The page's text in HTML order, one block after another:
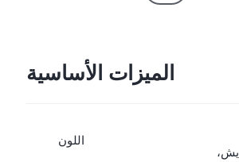
الميزات الأساسية
اللون